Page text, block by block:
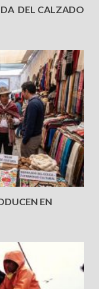
DEL CALZADO
EN